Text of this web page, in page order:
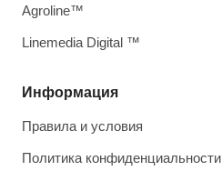
Информация
Правила и условия
Политика конфиденциальности
Agroline™
Linemedia Digital ™